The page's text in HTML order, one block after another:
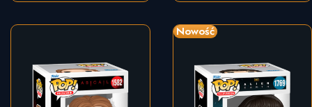
Nowość